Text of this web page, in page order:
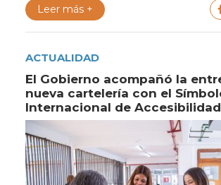
Leer más +
ACTUALIDAD
El Gobierno acompañó la
nueva cartelería con el
Internacional de Accesibilidad